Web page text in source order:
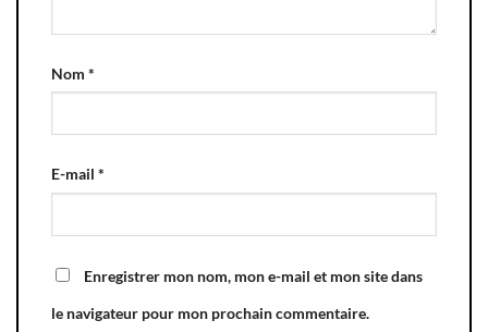
Nom *
E-mail *
Enregistrer mon nom, mon e-mail et mon site dans
le navigateur pour mon prochain commentaire.